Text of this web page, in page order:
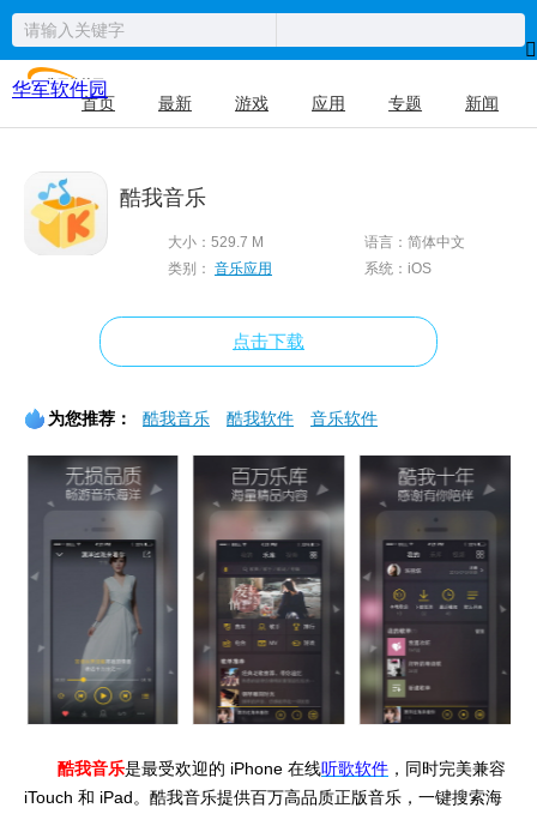
华军软件园
首页 最新 游戏 应用 专题 新闻
酷我音乐
大小：529.7 M
语言：简体中文
类别： 音乐应用 系统：iOS
点击下载
为您推荐： 酷我音乐 酷我软件 音乐软件
酷我音乐是最受欢迎的 iPhone 在线听歌软件 ，同时完美兼容
iTouch 和 iPad。酷我音乐提供百万高品质正版音乐，一键搜索海